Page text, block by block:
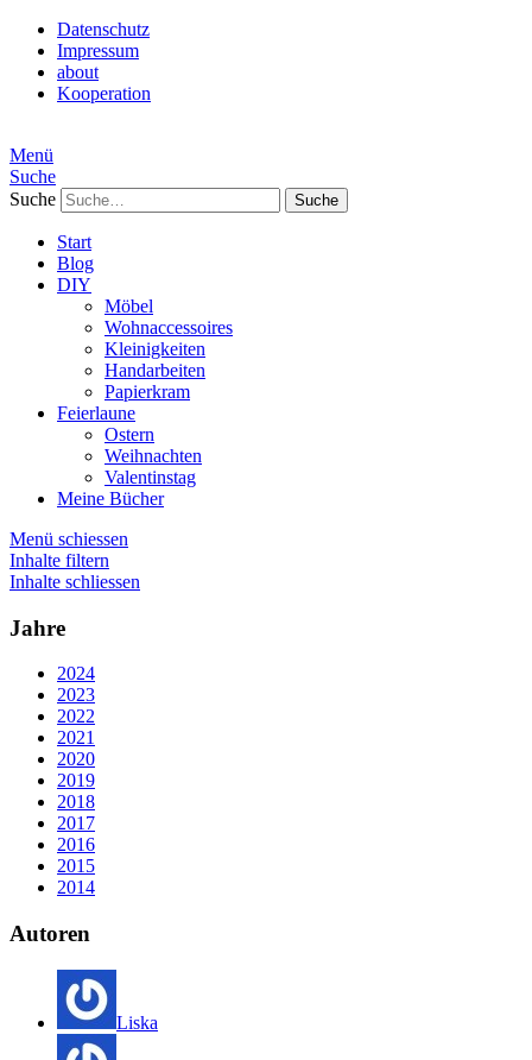
Datenschutz
Impressum
about
Kooperation
Menü
Suche
Suche
Start
Blog
DIY
Möbel
Wohnaccessoires
Kleinigkeiten
Handarbeiten
Papierkram
Feierlaune
Ostern
Weihnachten
Valentinstag
Meine Bücher
Menü schiessen
Inhalte filtern
Inhalte schliessen
Jahre
2024
2023
2022
2021
2020
2019
2018
2017
2016
2015
2014
Autoren
Liska